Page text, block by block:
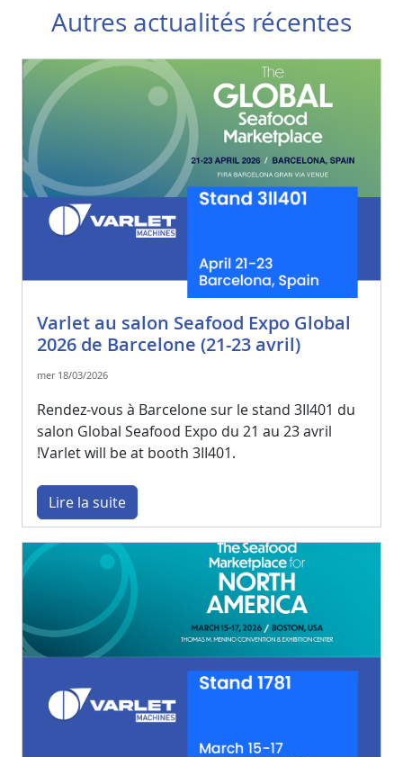
Autres actualités récentes
Varlet au salon Seafood Expo Global
2026 de Barcelone (21-23 avril)
mer 18/03/2026
Rendez-vous à Barcelone sur le stand 3II401 du
salon Global Seafood Expo du 21 au 23 avril
!Varlet will be at booth 3II401.
Lire la suite